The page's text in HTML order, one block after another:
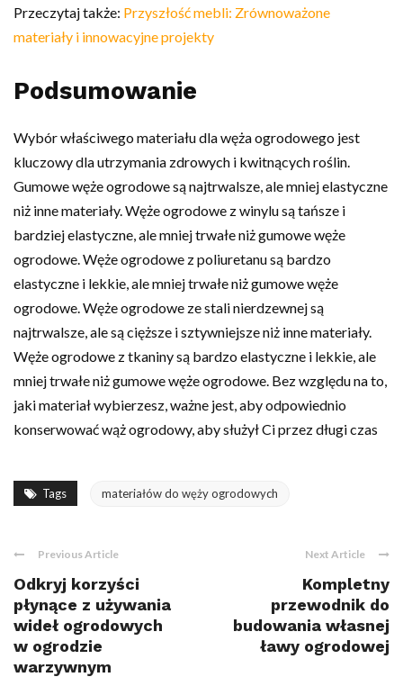
Przeczytaj także: Przyszłość mebli: Zrównoważone
materiały i innowacyjne projekty
Podsumowanie
Wybór właściwego materiału dla węża ogrodowego jest
kluczowy dla utrzymania zdrowych i kwitnących roślin.
Gumowe węże ogrodowe są najtrwalsze, ale mniej elastyczne
niż inne materiały. Węże ogrodowe z winylu są tańsze i
bardziej elastyczne, ale mniej trwałe niż gumowe węże
ogrodowe. Węże ogrodowe z poliuretanu są bardzo
elastyczne i lekkie, ale mniej trwałe niż gumowe węże
ogrodowe. Węże ogrodowe ze stali nierdzewnej są
najtrwalsze, ale są cięższe i sztywniejsze niż inne materiały.
Węże ogrodowe z tkaniny są bardzo elastyczne i lekkie, ale
mniej trwałe niż gumowe węże ogrodowe. Bez względu na to,
jaki materiał wybierzesz, ważne jest, aby odpowiednio
konserwować wąż ogrodowy, aby służył Ci przez długi czas
Tags materiałów do węży ogrodowych
Previous Article
Odkryj korzyści
płynące z używania
wideł ogrodowych
w ogrodzie
warzywnym
Next Article
Kompletny
przewodnik do
budowania własnej
ławy ogrodowej